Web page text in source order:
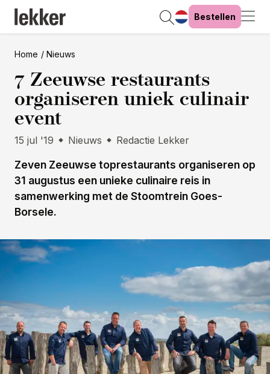
Bestellen
Home Nieuws
7 Zeeuwse restaurants
organiseren uniek culinair
event
15 jul '19 Nieuws Redactie Lekker
Zeven Zeeuwse toprestaurants organiseren op
31 augustus een unieke culinaire reis in
samenwerking met de Stoomtrein Goes-
Borsele.